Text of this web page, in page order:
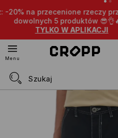
Extra -15% na
zakupie
Menu